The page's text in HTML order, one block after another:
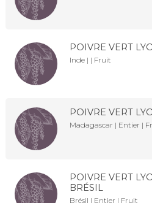
POIVRE VERT
Inde | | Fruit
POIVRE VERT
Madagascar | Entier |
POIVRE VERT
BRÉSIL
Brésil | Entier | Fruit